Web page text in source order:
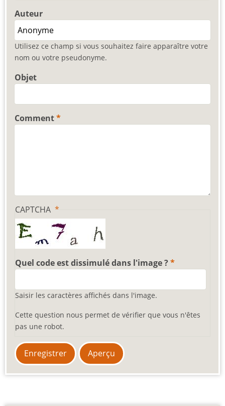
Auteur
Utilisez ce champ si vous souhaitez faire apparaître votre
nom ou votre pseudonyme.
Objet
Comment
CAPTCHA
Quel code est dissimulé dans l'image ?
Saisir les caractères affichés dans l'image.
Cette question nous permet de vérifier que vous n'êtes
pas une robot.